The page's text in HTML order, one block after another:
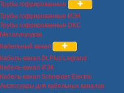
Трубы гофрированные
Трубы гофрированные ИЭК
Трубы гофрированные DKC
Металлорукав
Кабельный канал
Кабель-канал DLPlus Legrand
Кабель-канал ИЭК
Кабель-канал Schneider Electric
Аксессуары для кабельных каналов